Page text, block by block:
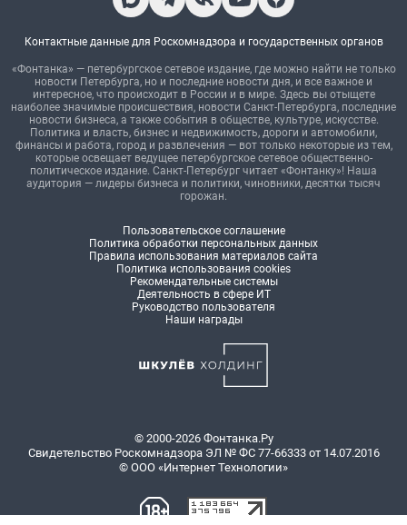
Контактные данные для Роскомнадзора и государственных органов
«Фонтанка» — петербургское сетевое издание, где можно найти не только
новости Петербурга, но и последние новости дня, и все важное и
интересное, что происходит в России и в мире. Здесь вы отыщете
наиболее значимые происшествия, новости Санкт-Петербурга, последние
новости бизнеса, а также события в обществе, культуре, искусстве.
Политика и власть, бизнес и недвижимость, дороги и автомобили,
финансы и работа, город и развлечения — вот только некоторые из тем,
которые освещает ведущее петербургское сетевое общественно-
политическое издание. Санкт-Петербург читает «Фонтанку»! Наша
аудитория — лидеры бизнеса и политики, чиновники, десятки тысяч
горожан.
Пользовательское соглашение
Политика обработки персональных данных
Правила использования материалов сайта
Политика использования cookies
Рекомендательные системы
Деятельность в сфере ИТ
Руководство пользователя
Наши награды
© 2000-2026 Фонтанка.Ру
Свидетельство Роскомнадзора ЭЛ № ФС 77-66333 от 14.07.2016
© ООО «Интернет Технологии»